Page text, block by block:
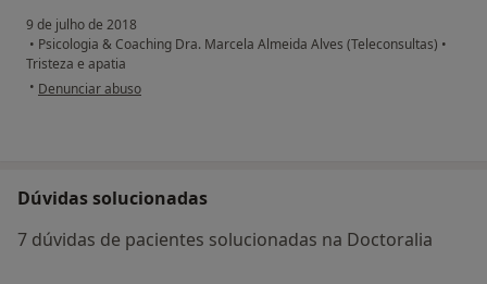
9 de julho de 2018
• Psicologia & Coaching Dra. Marcela Almeida Alves (Teleconsultas) •
Tristeza e apatia
• na opinião do utilizador Conta eliminada
Denunciar abuso
Dúvidas solucionadas
7 dúvidas de pacientes solucionadas na Doctoralia